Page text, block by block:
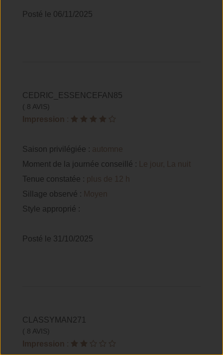
Posté le 06/11/2025
CEDRIC_ESSENCEFAN85
( 8 AVIS)
Impression :
Saison privilégiée : automne
Moment de la journée conseillé :
Le jour, La nuit
Tenue constatée : plus de 12 h
Sillage observé : Moyen
Style approprié :
Posté le 31/10/2025
CLASSYMAN271
( 8 AVIS)
Impression :